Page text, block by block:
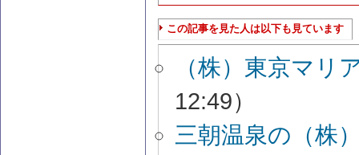
この記事を見た人は以下も見ています
（株）東京マリ
12:49）
三朝温泉の（株